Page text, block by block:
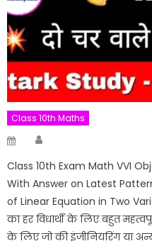
Class 10th Maths
Posted
Class 10th Exam Math VVI
With Answer on Latest
of Linear Equation in Two
का हर विधार्थी के लिए बहुत
के लिए जो की इंजीनियरिंग या